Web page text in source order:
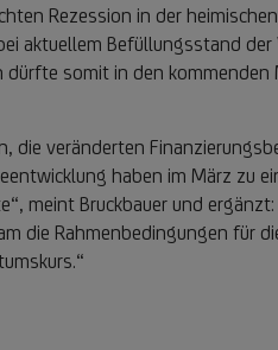
Rezession in der
aktuellem Befüllungsstand
dürfte somit in den
die veränderten
haben im März zu
meint Bruckbauer und
die Rahmenbedingungen für